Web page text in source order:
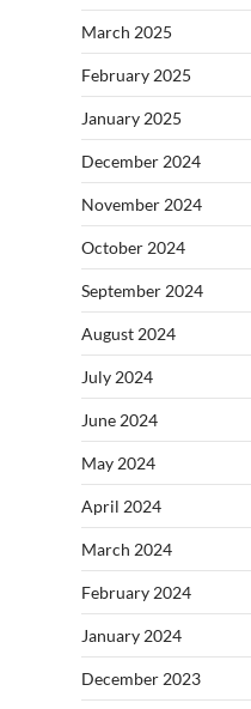
March 2025
February 2025
January 2025
December 2024
November 2024
October 2024
September 2024
August 2024
July 2024
June 2024
May 2024
April 2024
March 2024
February 2024
January 2024
December 2023